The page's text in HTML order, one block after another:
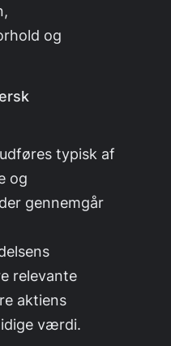
og
typisk af
og
gennemgår
relevante
aktiens
værdi.